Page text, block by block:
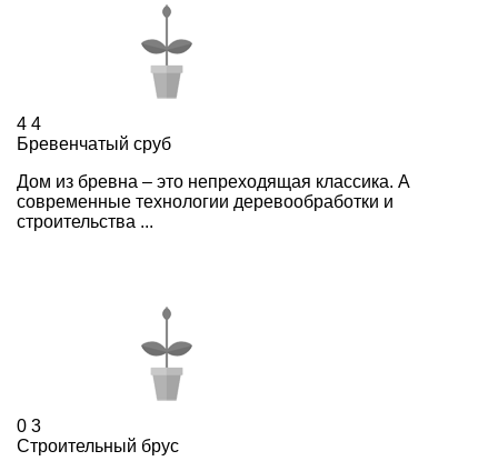
4 4
Бревенчатый сруб
Дом из бревна – это непреходящая классика. А
современные технологии деревообработки и
строительства ...
0 3
Строительный брус